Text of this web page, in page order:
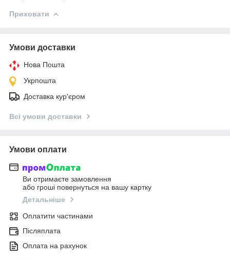
Приховати
Умови доставки
Нова Пошта
Укрпошта
Доставка кур'єром
Всі умови доставки
Умови оплати
Ви отримаєте замовлення
або гроші повернуться на вашу картку
Детальніше
Оплатити частинами
Післяплата
Оплата на рахунок